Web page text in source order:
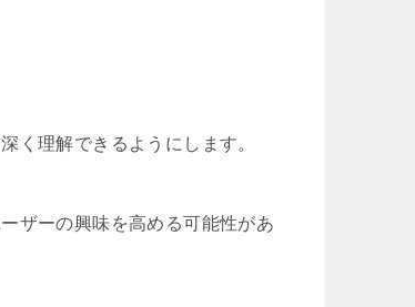
く理解できるようにします。
ザーの興味を高める可能性があ